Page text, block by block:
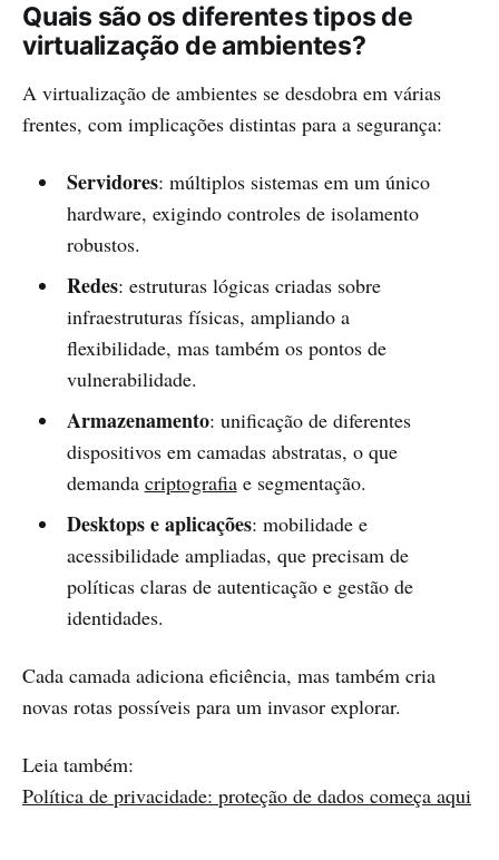
Quais são os diferentes tipos de
virtualização de ambientes?
A virtualização de ambientes se desdobra em várias
frentes, com implicações distintas para a segurança:
Servidores: múltiplos sistemas em um único
hardware, exigindo controles de isolamento
robustos.
Redes: estruturas lógicas criadas sobre
infraestruturas físicas, ampliando a
flexibilidade, mas também os pontos de
vulnerabilidade.
Armazenamento: unificação de diferentes
dispositivos em camadas abstratas, o que
demanda criptografiae segmentação.
Desktops e aplicações: mobilidade e
acessibilidade ampliadas, que precisam de
políticas claras de autenticação e gestão de
identidades.
Cada camada adiciona eficiência, mas também cria
novas rotas possíveis para um invasor explorar.
Leia também:
Política de privacidade: proteção de dados começa aqui